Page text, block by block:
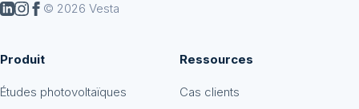
© 2026 Vesta
Produit
Études photovoltaïques
Ressources
Cas clients